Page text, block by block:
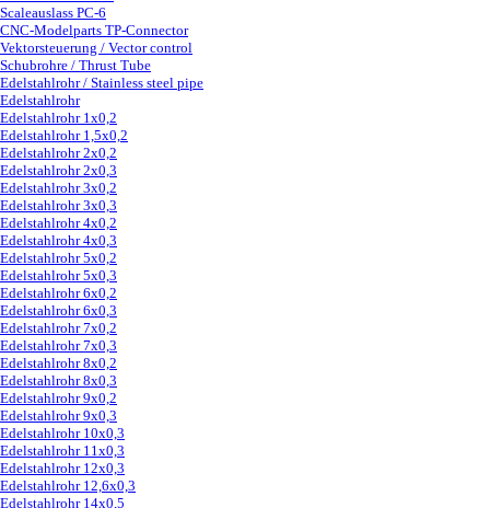
Scaleauslass PC-6
CNC-Modelparts TP-Connector
Vektorsteuerung / Vector control
Schubrohre / Thrust Tube
Edelstahlrohr / Stainless steel pipe
Edelstahlrohr
Edelstahlrohr 1x0,2
Edelstahlrohr 1,5x0,2
Edelstahlrohr 2x0,2
Edelstahlrohr 2x0,3
Edelstahlrohr 3x0,2
Edelstahlrohr 3x0,3
Edelstahlrohr 4x0,2
Edelstahlrohr 4x0,3
Edelstahlrohr 5x0,2
Edelstahlrohr 5x0,3
Edelstahlrohr 6x0,2
Edelstahlrohr 6x0,3
Edelstahlrohr 7x0,2
Edelstahlrohr 7x0,3
Edelstahlrohr 8x0,2
Edelstahlrohr 8x0,3
Edelstahlrohr 9x0,2
Edelstahlrohr 9x0,3
Edelstahlrohr 10x0,3
Edelstahlrohr 11x0,3
Edelstahlrohr 12x0,3
Edelstahlrohr 12,6x0,3
Edelstahlrohr 14x0,5